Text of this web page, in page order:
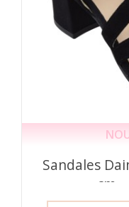
Sandales
cm